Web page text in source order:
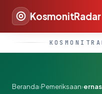
KosmonitRadar
Beranda›Pemeriksaan›